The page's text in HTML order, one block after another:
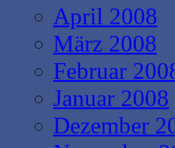
April 2008
März 2008
Februar
Januar 2008
Dezember